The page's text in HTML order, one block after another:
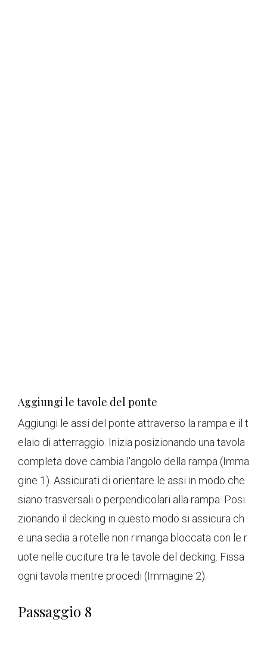
Aggiungi le tavole del ponte
Aggiungi le assi del ponte attraverso la rampa e il t
elaio di atterraggio. Inizia posizionando una tavola
completa dove cambia l'angolo della rampa (Imma
gine 1). Assicurati di orientare le assi in modo che
siano trasversali o perpendicolari alla rampa. Posi
zionando il decking in questo modo si assicura ch
e una sedia a rotelle non rimanga bloccata con le r
uote nelle cuciture tra le tavole del decking. Fissa
ogni tavola mentre procedi (Immagine 2).
Passaggio 8